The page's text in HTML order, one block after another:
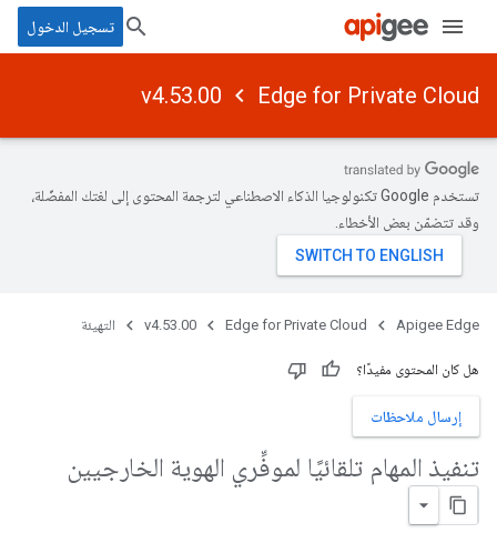
تسجيل الدخول
Edge for Private Cloud
v4.53.00
تستخدم Google تكنولوجيا الذكاء الاصطناعي لترجمة المحتوى إلى لغتك المفضّلة،
وقد تتضمّن بعض الأخطاء.
Apigee Edge
Edge for Private Cloud
v4.53.00 التهيئة
هل كان المحتوى مفيدًا؟
إرسال ملاحظات
تنفيذ المهام تلقائيًا لموفِّري الهوية الخارجيين